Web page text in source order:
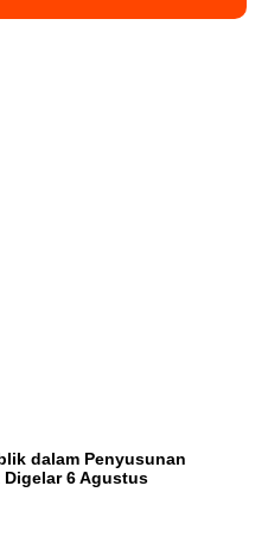
dalam Penyusunan
Digelar 6 Agustus